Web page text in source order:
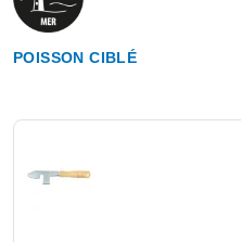
POISSON CIBLÉ